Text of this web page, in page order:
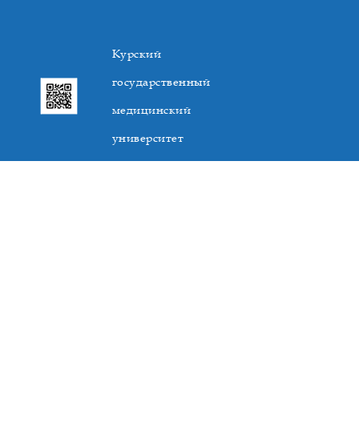
Курский
государственный
медицинский
университет